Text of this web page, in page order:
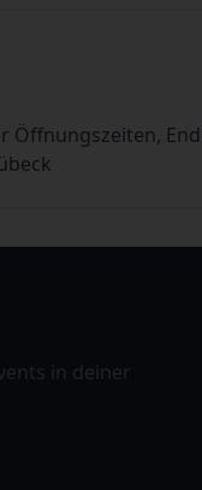
Öffnungszeiten,
in deiner